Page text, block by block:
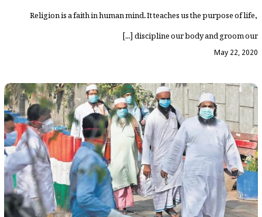
Religion is a faith in human mind. It teaches us the purpose of life,
discipline our body and groom our […]
May 22, 2020